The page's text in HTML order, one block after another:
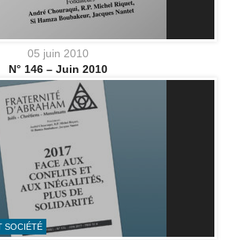
05 juin 2010
N° 146 – Juin 2010
SOCIÉTÉ